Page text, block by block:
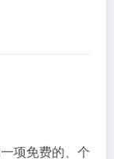
项免费的、个